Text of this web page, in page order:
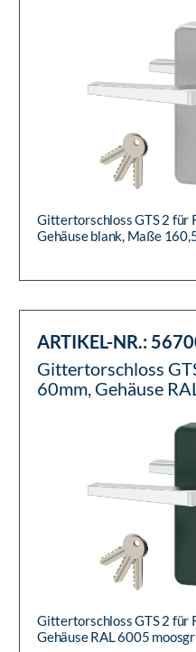
Gittertorschloss GTS 2 für
Gehäuse blank, Maße
ARTIKEL-NR.:
Gittertorschloss
60mm, Gehäuse
Gittertorschloss GTS 2 für
Gehäuse RAL 6005